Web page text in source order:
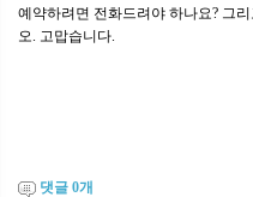
예약하려면 전화드려야 하나요? 그
오. 고맙습니다.
댓글 0개